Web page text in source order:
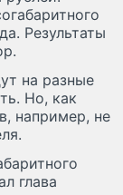
Результаты
на разные
Но, как
например, не
глава